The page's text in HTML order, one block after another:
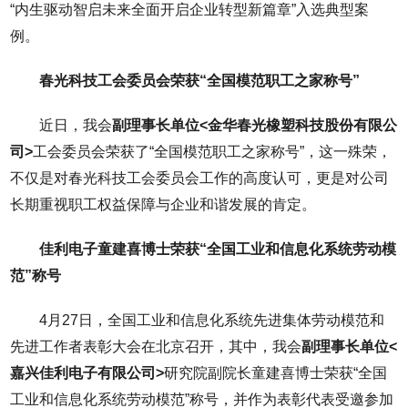
“内生驱动智启未来全面开启企业转型新篇章”入选典型案
例。
春光科技工会委员会荣获“全国模范职工之家称号”
近日，我会副理事长单位<金华春光橡塑科技股份有限公
司>工会委员会荣获了“全国模范职工之家称号”，这一殊荣，
不仅是对春光科技工会委员会工作的高度认可，更是对公司
长期重视职工权益保障与企业和谐发展的肯定。
佳利电子童建喜博士荣获“全国工业和信息化系统劳动模
范”称号
4月27日，全国工业和信息化系统先进集体劳动模范和
先进工作者表彰大会在北京召开，其中，我会副理事长单位<
嘉兴佳利电子有限公司>研究院副院长童建喜博士荣获“全国
工业和信息化系统劳动模范”称号，并作为表彰代表受邀参加